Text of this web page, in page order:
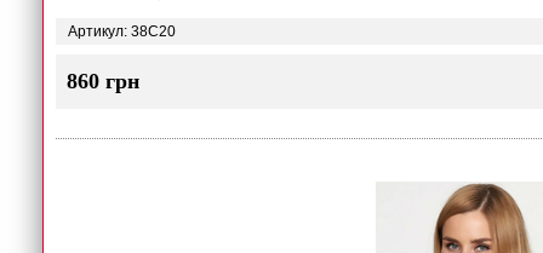
Артикул: 38C20
860 грн